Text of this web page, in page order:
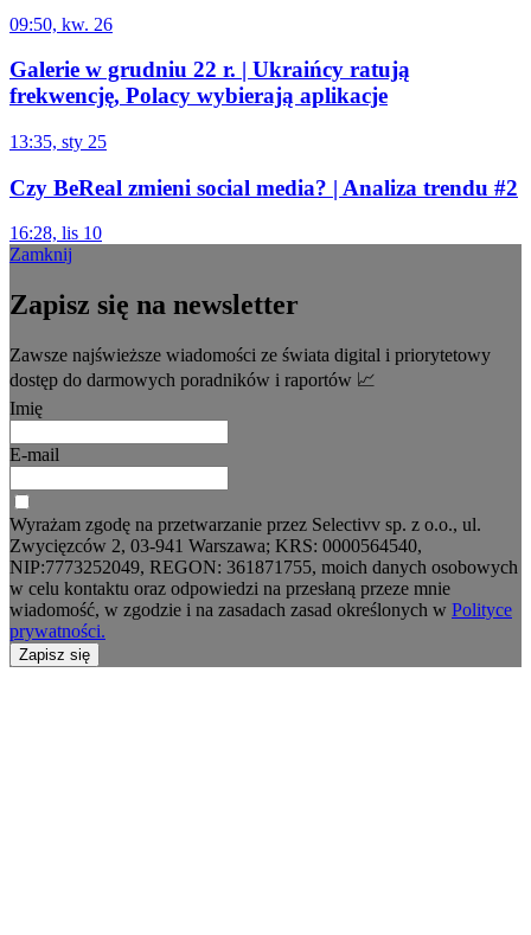
09:50, kw. 26
Galerie w grudniu 22 r. | Ukraińcy ratują
frekwencję, Polacy wybierają aplikacje
13:35, sty 25
Czy BeReal zmieni social media? | Analiza trendu #2
16:28, lis 10
Zamknij
Zapisz się na newsletter
Zawsze najświeższe wiadomości ze świata digital i priorytetowy
dostęp do darmowych poradników i raportów 📈
Imię
E-mail
Wyrażam zgodę na przetwarzanie przez Selectivv sp. z o.o., ul.
Zwycięzców 2, 03-941 Warszawa; KRS: 0000564540,
NIP:7773252049, REGON: 361871755, moich danych osobowych
w celu kontaktu oraz odpowiedzi na przesłaną przeze mnie
wiadomość, w zgodzie i na zasadach zasad określonych w Polityce
prywatności.
Zapisz się